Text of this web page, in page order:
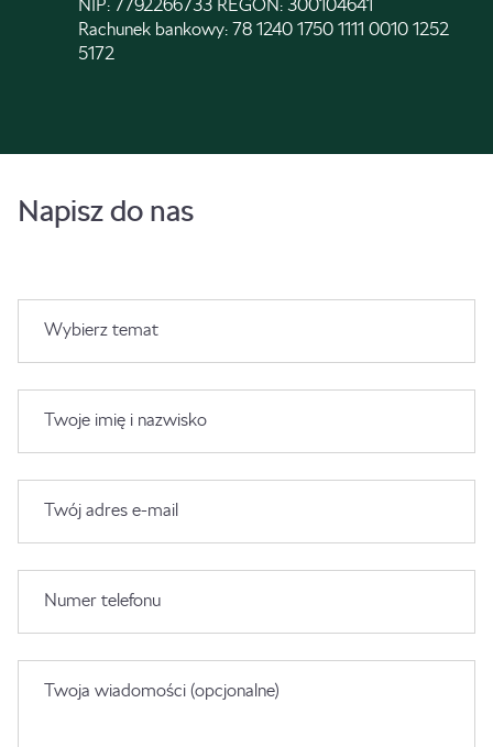
NIP: 7792266733 REGON: 300104641
Rachunek bankowy: 78 1240 1750 1111 0010 1252
5172
Napisz do nas
Wybierz temat
Twoje imię i nazwisko
Twój adres e-mail
Numer telefonu
Twoja wiadomości (opcjonalne)